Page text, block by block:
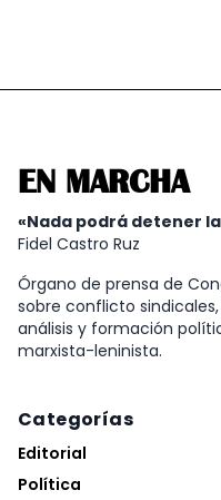
EN MARCHA
«Nada podrá detener
Fidel Castro Ruz
Órgano de prensa de
sobre conflicto
análisis y formación
marxista-leninista.
Categorías
Editorial
Política